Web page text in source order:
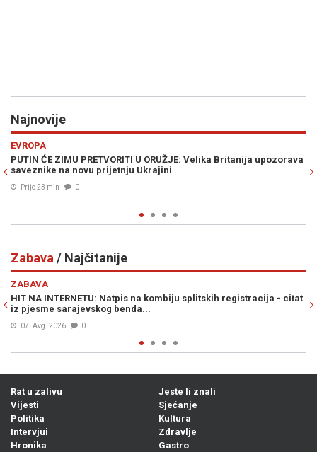
Najnovije
Britanija upozorava SELAK RASPUDIĆ ŽESTOKO UDARILA NA
trenutak kada cijela Vlada treba pasti!"
Zabava / Najčitanije
registracija - citat HIT NA INTERNETU: Hercegovac se hvalio da je
žena, a ovo je prava istina...
Rat u zalivu
Vijesti
Politika
Intervjui
Hronika
Jeste li znali
Sjećanje
Kultura
Zdravlje
Gastro